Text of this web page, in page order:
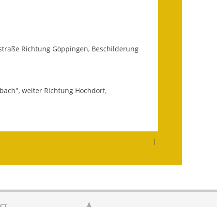
Nachhaltigkeitsbericht
Ortsplan
Straßenbau
Umleitungsplan
Richtung Göppingen, Beschilderung
weiter Richtung Hochdorf,
|